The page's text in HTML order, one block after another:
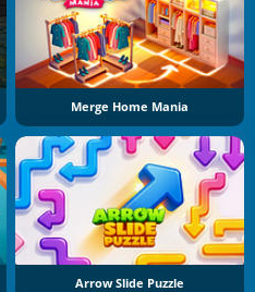
Merge Home Mania
Arrow Slide Puzzle